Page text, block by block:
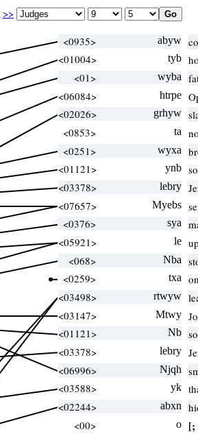
>>
<0935> abyw
<01004>
tyb
<01>
wyba
<06084>
htrpe
<02026>
grhyw
<0853>
ta
<0251>
wyxa
<01121>
ynb
<03378>
lebry
<07657>
Myebs
<0376>
sya
<05921>
le
<068>
Nba
<0259>
txa
<03498>
rtwyw
<03147>
Mtwy
<01121>
Nb
<03378>
lebry
<06996>
Njqh
<03588>
yk
<02244>
abxn
<00>
o [;